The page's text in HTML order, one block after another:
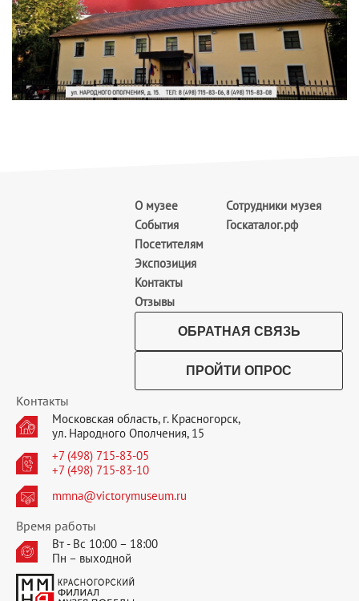
О музее
События
Посетителям
Экспозиция
Контакты
Отзывы
Сотрудники музея
Госкаталог.рф
ОБРАТНАЯ СВЯЗЬ
ПРОЙТИ ОПРОС
Контакты
Московская область, г. Красногорск,
ул. Народного Ополчения, 15
+7 (498) 715-83-05
+7 (498) 715-83-10
mmna@victorymuseum.ru
Время работы
Вт - Вс 10:00 – 18:00
Пн – выходной